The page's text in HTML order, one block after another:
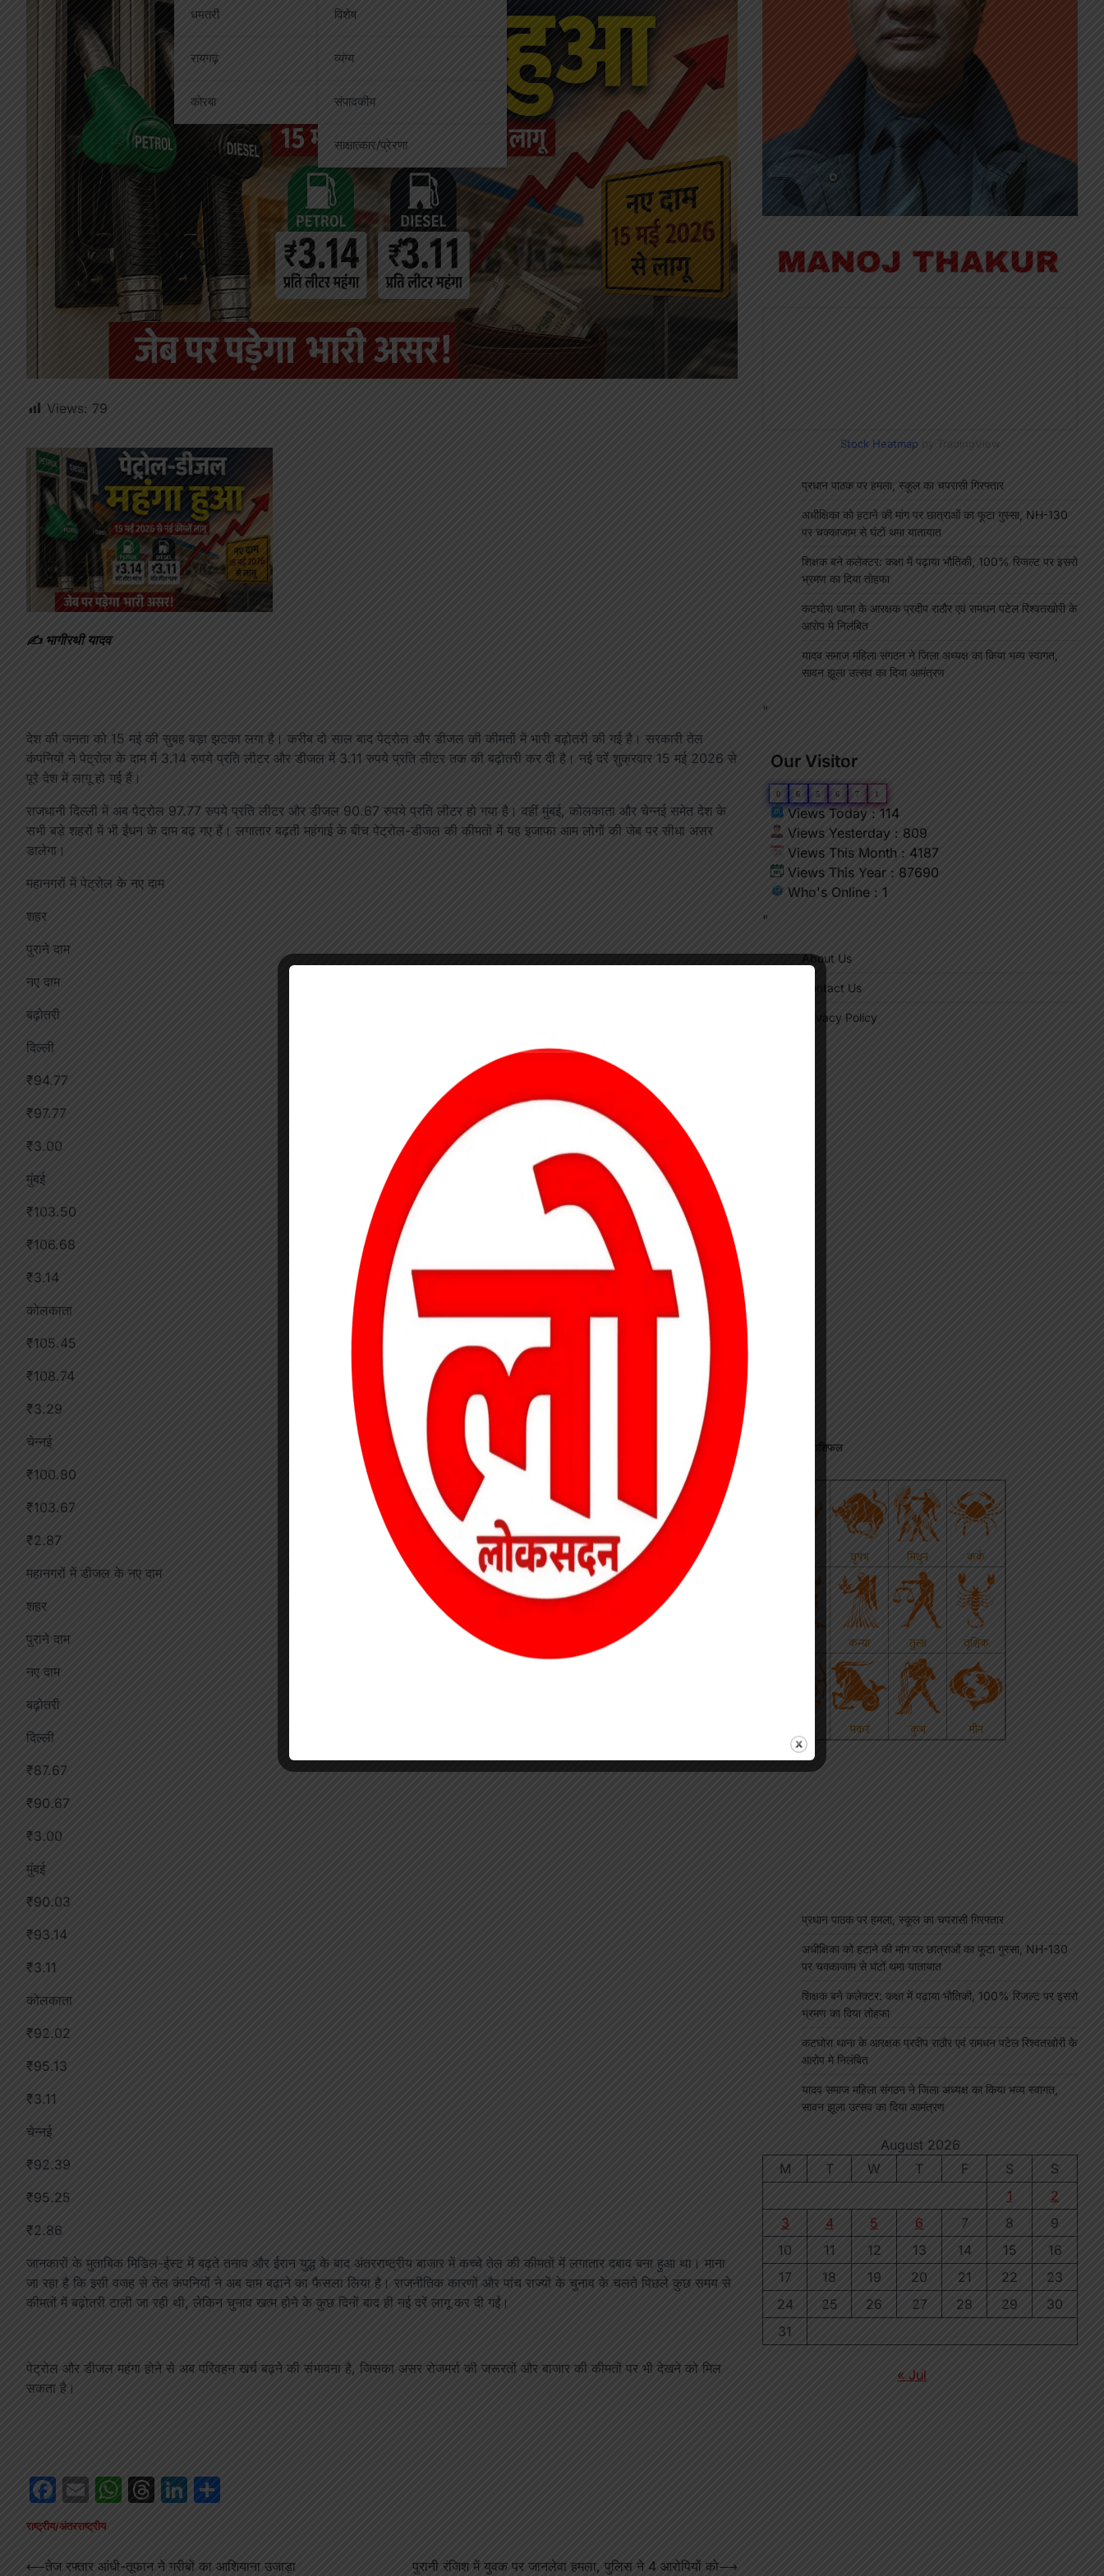
धमतरी
रायगढ़
कोरबा
विशेष
व्यंग्य
संपादकीय
साक्षात्कार/प्रेरणा
Views: 79
✍️ भागीरथी यादव
देश की जनता को 15 मई की सुबह बड़ा झटका लगा है। करीब दो साल बाद पेट्रोल और डीजल की कीमतों में भारी बढ़ोतरी की गई है। सरकारी तेल
कंपनियों ने पेट्रोल के दाम में 3.14 रुपये प्रति लीटर और डीजल में 3.11 रुपये प्रति लीटर तक की बढ़ोतरी कर दी है। नई दरें शुक्रवार 15 मई 2026 से
पूरे देश में लागू हो गई हैं।
राजधानी दिल्ली में अब पेट्रोल 97.77 रुपये प्रति लीटर और डीजल 90.67 रुपये प्रति लीटर हो गया है। वहीं मुंबई, कोलकाता और चेन्नई समेत देश के
सभी बड़े शहरों में भी ईंधन के दाम बढ़ गए हैं। लगातार बढ़ती महंगाई के बीच पेट्रोल-डीजल की कीमतों में यह इजाफा आम लोगों की जेब पर सीधा असर
डालेगा।
महानगरों में पेट्रोल के नए दाम
शहर
पुराने दाम
नए दाम
बढ़ोतरी
दिल्ली
₹94.77
₹97.77
₹3.00
मुंबई
₹103.50
₹106.68
₹3.14
कोलकाता
₹105.45
₹108.74
₹3.29
चेन्नई
₹100.80
₹103.67
₹2.87
महानगरों में डीजल के नए दाम
शहर
पुराने दाम
नए दाम
बढ़ोतरी
दिल्ली
₹87.67
₹90.67
₹3.00
मुंबई
₹90.03
₹93.14
₹3.11
कोलकाता
₹92.02
₹95.13
₹3.11
चेन्नई
₹92.39
₹95.25
₹2.86
जानकारों के मुताबिक मिडिल-ईस्ट में बढ़ते तनाव और ईरान युद्ध के बाद अंतरराष्ट्रीय बाजार में कच्चे तेल की कीमतों में लगातार दबाव बना हुआ था। माना
जा रहा है कि इसी वजह से तेल कंपनियों ने अब दाम बढ़ाने का फैसला लिया है। राजनीतिक कारणों और पांच राज्यों के चुनाव के चलते पिछले कुछ समय से
कीमतों में बढ़ोतरी टाली जा रही थी, लेकिन चुनाव खत्म होने के कुछ दिनों बाद ही नई दरें लागू कर दी गईं।
पेट्रोल और डीजल महंगा होने से अब परिवहन खर्च बढ़ने की संभावना है, जिसका असर रोजमर्रा की जरूरतों और बाजार की कीमतों पर भी देखने को मिल
सकता है।
Facebook
EmailWhatsApp
Threads
LinkedIn
राष्ट्रीय/अंतरराष्ट्रीय
Post
⟵तेज रफ्तार आंधी-तूफान ने गरीबों का आशियाना उजाड़ा पुरानी रंजिश में युवक पर जानलेवा हमला, पुलिस ने 4 आरोपियों को⟶
Stock Heatmap by TradingView
प्रधान पाठक पर हमला, स्कूल का चपरासी गिरफ्तार
अधीक्षिका को हटाने की मांग पर छात्राओं का फूटा गुस्सा, NH-130
पर चक्काजाम से घंटों थमा यातायात
शिक्षक बने कलेक्टर: कक्षा में पढ़ाया भौतिकी, 100% रिजल्ट पर इसरो
भ्रमण का दिया तोहफा
कटघोरा थाना के आरक्षक प्रदीप राठौर एवं रामधन पटेल रिश्वतखोरी के
आरोप मे निलंबित
यादव समाज महिला संगठन ने जिला अध्यक्ष का किया भव्य स्वागत,
सावन झूला उत्सव का दिया आमंत्रण
"
Our Visitor
0 6 5 6 7 1
Views Today : 114
Views Yesterday : 809
Views This Month : 4187
Views This Year : 87690
Who's Online : 1
"
About Us
Contact Us
Privacy Policy
जानिए अपना राशिफल
प्रधान पाठक पर हमला, स्कूल का चपरासी गिरफ्तार
अधीक्षिका को हटाने की मांग पर छात्राओं का फूटा गुस्सा, NH-130
पर चक्काजाम से घंटों थमा यातायात
शिक्षक बने कलेक्टर: कक्षा में पढ़ाया भौतिकी, 100% रिजल्ट पर इसरो
भ्रमण का दिया तोहफा
कटघोरा थाना के आरक्षक प्रदीप राठौर एवं रामधन पटेल रिश्वतखोरी के
आरोप मे निलंबित
यादव समाज महिला संगठन ने जिला अध्यक्ष का किया भव्य स्वागत,
सावन झूला उत्सव का दिया आमंत्रण
August 2026
M
T W T F S
S
1
2
3
4 5 6 7 8
9
10
11 12 13 14 15
16
17
18 19 20 21 22
23
24
25 26 27 28 29
30
31
« Jul